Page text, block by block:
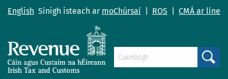
English Sínigh isteach ar moChúrsaí ROS CMÁ ar líne